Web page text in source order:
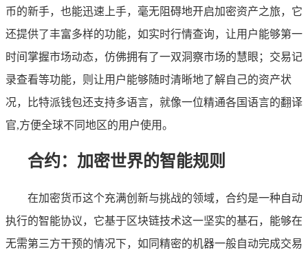
币的新手，也能迅速上手，毫无阻碍地开启加密资产之旅，它
还提供了丰富多样的功能，如实时行情查询，让用户能够第一
时间掌握市场动态，仿佛拥有了一双洞察市场的慧眼；交易记
录查看等功能，则让用户能够随时清晰地了解自己的资产状
况，比特派钱包还支持多语言，就像一位精通各国语言的翻译
官,方便全球不同地区的用户使用。
合约：加密世界的智能规则
在加密货币这个充满创新与挑战的领域，合约是一种自动
执行的智能协议，它基于区块链技术这一坚实的基石，能够在
无需第三方干预的情况下，如同精密的机器一般自动完成交易